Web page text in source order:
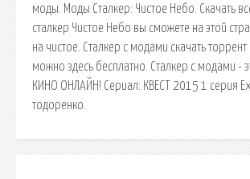
моды. Моды Сталкер: Чистое Небо. Скачать
сталкер Чистое Небо вы сможете на этой
на чистое. Сталкер с модами скачать
можно здесь бесплатно. Сталкер с модами -
КИНО ОНЛАЙН! Сериал: КВЕСТ 2015 1 серия
тодоренко.